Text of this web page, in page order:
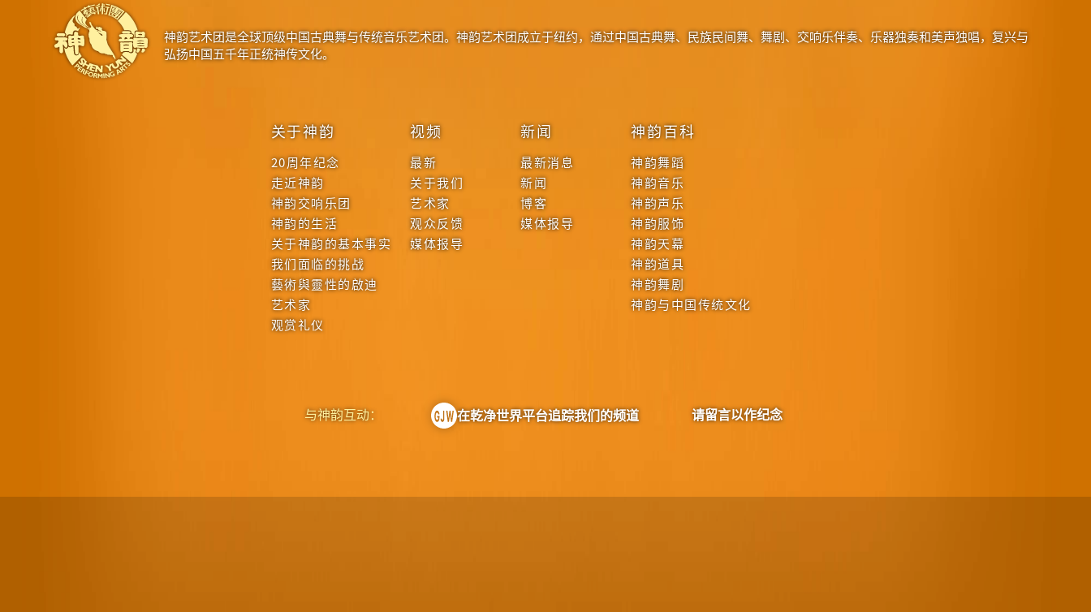
神韵艺术团是全球顶级中国古典舞与传统音乐艺术团。神韵艺术团成立于纽约，通过中国古典舞、民族民间舞、舞剧、交响乐伴奏、乐器独奏和美声独唱，复兴与
弘扬中国五千年正统神传文化。
关于神韵
20周年纪念
走近神韵
神韵交响乐团
神韵的生活
关于神韵的基本事实
我们面临的挑战
藝術與靈性的啟迪
艺术家
观赏礼仪
视频
最新
关于我们
艺术家
观众反馈
媒体报导
新闻
最新消息
新闻
博客
媒体报导
神韵百科
神韵舞蹈
神韵音乐
神韵声乐
神韵服饰
神韵天幕
神韵道具
神韵舞剧
神韵与中国传统文化
与神韵互动： 在乾净世界平台追踪我们的频道 请留言以作纪念